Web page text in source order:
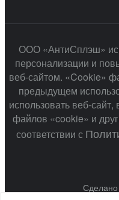
ООО «АнтиСплэш»
персонализации и
веб-сайтом. «Cookie»
предыдущем
использовать веб-
файлов «cookie» и
соответствии с